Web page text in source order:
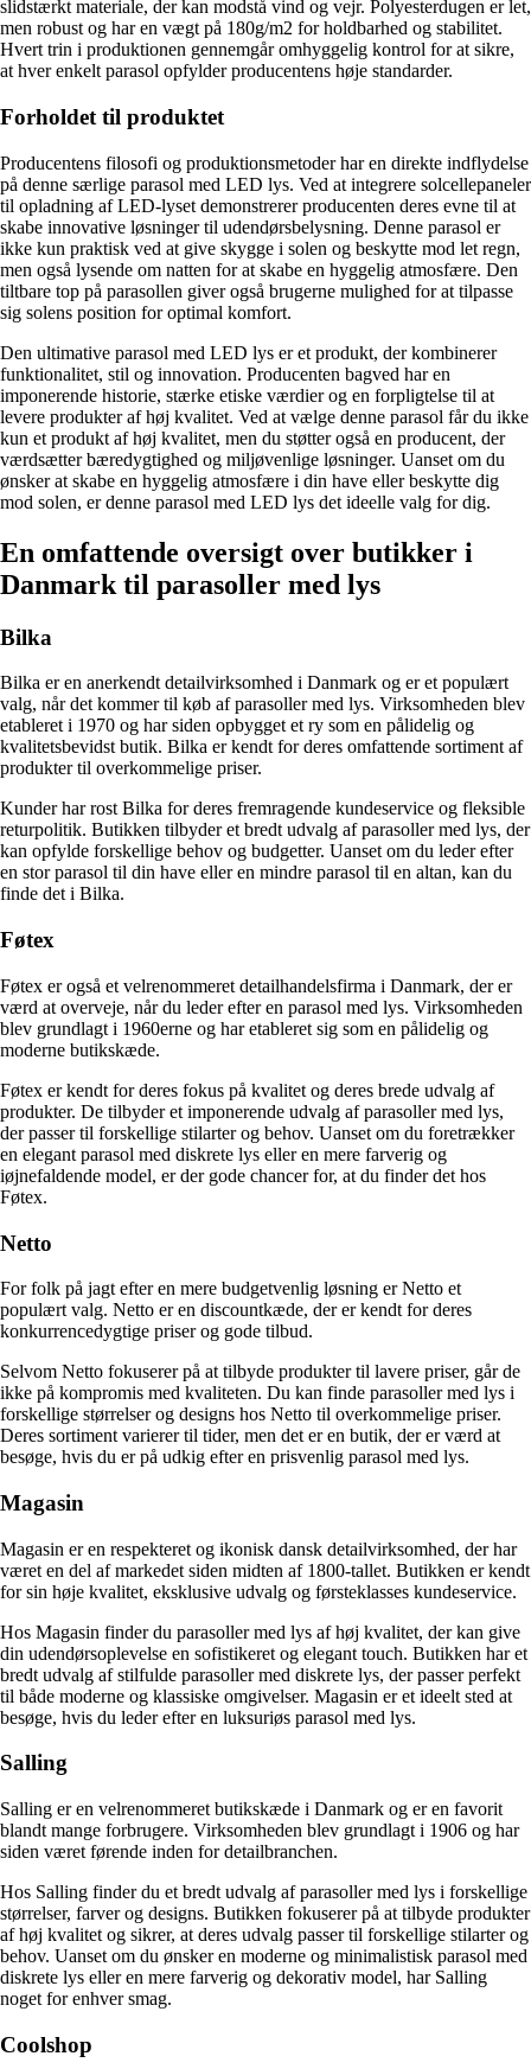
slidstærkt materiale, der kan modstå vind og vejr. Polyesterdugen er let,
men robust og har en vægt på 180g/m2 for holdbarhed og stabilitet.
Hvert trin i produktionen gennemgår omhyggelig kontrol for at sikre,
at hver enkelt parasol opfylder producentens høje standarder.
Forholdet til produktet
Producentens filosofi og produktionsmetoder har en direkte indflydelse
på denne særlige parasol med LED lys. Ved at integrere solcellepaneler
til opladning af LED-lyset demonstrerer producenten deres evne til at
skabe innovative løsninger til udendørsbelysning. Denne parasol er
ikke kun praktisk ved at give skygge i solen og beskytte mod let regn,
men også lysende om natten for at skabe en hyggelig atmosfære. Den
tiltbare top på parasollen giver også brugerne mulighed for at tilpasse
sig solens position for optimal komfort.
Den ultimative parasol med LED lys er et produkt, der kombinerer
funktionalitet, stil og innovation. Producenten bagved har en
imponerende historie, stærke etiske værdier og en forpligtelse til at
levere produkter af høj kvalitet. Ved at vælge denne parasol får du ikke
kun et produkt af høj kvalitet, men du støtter også en producent, der
værdsætter bæredygtighed og miljøvenlige løsninger. Uanset om du
ønsker at skabe en hyggelig atmosfære i din have eller beskytte dig
mod solen, er denne parasol med LED lys det ideelle valg for dig.
En omfattende oversigt over butikker i
Danmark til parasoller med lys
Bilka
Bilka er en anerkendt detailvirksomhed i Danmark og er et populært
valg, når det kommer til køb af parasoller med lys. Virksomheden blev
etableret i 1970 og har siden opbygget et ry som en pålidelig og
kvalitetsbevidst butik. Bilka er kendt for deres omfattende sortiment af
produkter til overkommelige priser.
Kunder har rost Bilka for deres fremragende kundeservice og fleksible
returpolitik. Butikken tilbyder et bredt udvalg af parasoller med lys, der
kan opfylde forskellige behov og budgetter. Uanset om du leder efter
en stor parasol til din have eller en mindre parasol til en altan, kan du
finde det i Bilka.
Føtex
Føtex er også et velrenommeret detailhandelsfirma i Danmark, der er
værd at overveje, når du leder efter en parasol med lys. Virksomheden
blev grundlagt i 1960erne og har etableret sig som en pålidelig og
moderne butikskæde.
Føtex er kendt for deres fokus på kvalitet og deres brede udvalg af
produkter. De tilbyder et imponerende udvalg af parasoller med lys,
der passer til forskellige stilarter og behov. Uanset om du foretrækker
en elegant parasol med diskrete lys eller en mere farverig og
iøjnefaldende model, er der gode chancer for, at du finder det hos
Føtex.
Netto
For folk på jagt efter en mere budgetvenlig løsning er Netto et
populært valg. Netto er en discountkæde, der er kendt for deres
konkurrencedygtige priser og gode tilbud.
Selvom Netto fokuserer på at tilbyde produkter til lavere priser, går de
ikke på kompromis med kvaliteten. Du kan finde parasoller med lys i
forskellige størrelser og designs hos Netto til overkommelige priser.
Deres sortiment varierer til tider, men det er en butik, der er værd at
besøge, hvis du er på udkig efter en prisvenlig parasol med lys.
Magasin
Magasin er en respekteret og ikonisk dansk detailvirksomhed, der har
været en del af markedet siden midten af 1800-tallet. Butikken er kendt
for sin høje kvalitet, eksklusive udvalg og førsteklasses kundeservice.
Hos Magasin finder du parasoller med lys af høj kvalitet, der kan give
din udendørsoplevelse en sofistikeret og elegant touch. Butikken har et
bredt udvalg af stilfulde parasoller med diskrete lys, der passer perfekt
til både moderne og klassiske omgivelser. Magasin er et ideelt sted at
besøge, hvis du leder efter en luksuriøs parasol med lys.
Salling
Salling er en velrenommeret butikskæde i Danmark og er en favorit
blandt mange forbrugere. Virksomheden blev grundlagt i 1906 og har
siden været førende inden for detailbranchen.
Hos Salling finder du et bredt udvalg af parasoller med lys i forskellige
størrelser, farver og designs. Butikken fokuserer på at tilbyde produkter
af høj kvalitet og sikrer, at deres udvalg passer til forskellige stilarter og
behov. Uanset om du ønsker en moderne og minimalistisk parasol med
diskrete lys eller en mere farverig og dekorativ model, har Salling
noget for enhver smag.
Coolshop